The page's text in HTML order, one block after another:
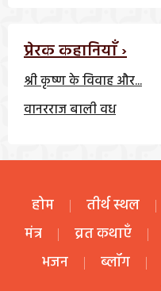
प्रेरक कहानियाँ ›
श्री कृष्ण के विवाह और...
वानरराज बाली वध
होम तीर्थ स्थल
मंत्र
व्रत कथाएँ
भजन
ब्लॉग